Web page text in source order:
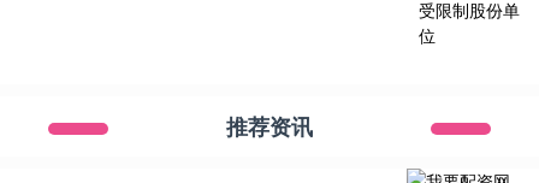
推荐资讯